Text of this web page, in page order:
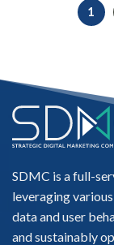
1
SDMC is a full-
leveraging
data and user
and sustainably